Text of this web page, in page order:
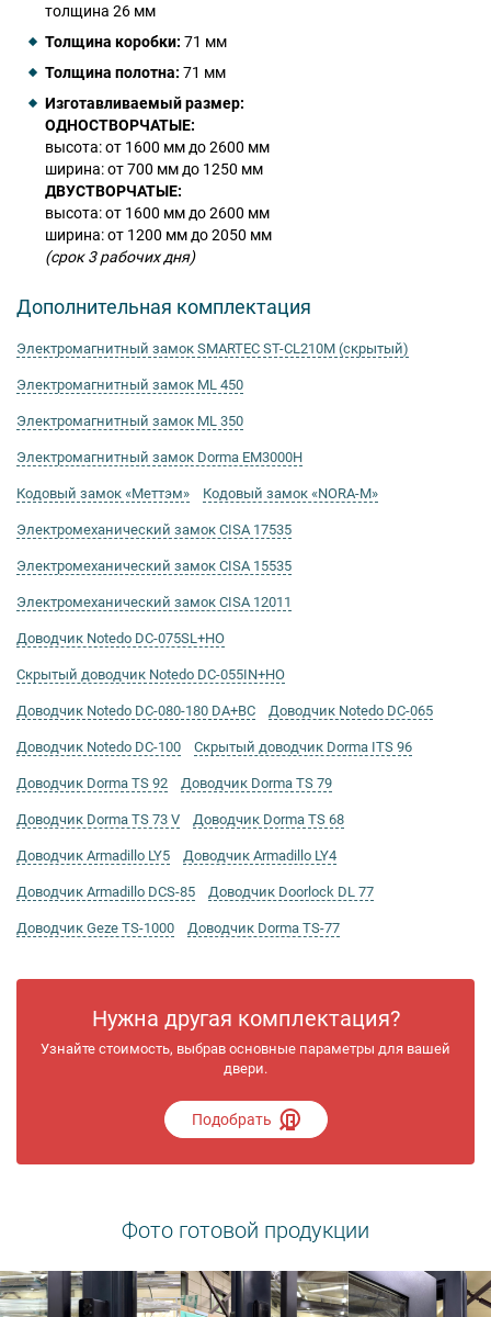
толщина 26 мм
Толщина коробки: 71 мм
Толщина полотна: 71 мм
Изготавливаемый размер:
ОДНОСТВОРЧАТЫЕ:
высота: от 1600 мм до 2600 мм
ширина: от 700 мм до 1250 мм
ДВУСТВОРЧАТЫЕ:
высота: от 1600 мм до 2600 мм
ширина: от 1200 мм до 2050 мм
(срок 3 рабочих дня)
Дополнительная комплектация
Электромагнитный замок SMARTEC ST-CL210M (скрытый)
Электромагнитный замок ML 450
Электромагнитный замок ML 350
Электромагнитный замок Dorma EM3000H
Кодовый замок «Меттэм» Кодовый замок «NORA-M»
Электромеханический замок СISA 17535
Электромеханический замок СISA 15535
Электромеханический замок СISA 12011
Доводчик Notedo DC-075SL+HO
Скрытый доводчик Notedo DC-055IN+HO
Доводчик Notedo DC-080-180 DA+BC Доводчик Notedo DC-065
Доводчик Notedo DC-100 Скрытый доводчик Dorma ITS 96
Доводчик Dorma TS 92 Доводчик Dorma TS 79
Доводчик Dorma TS 73 V Доводчик Dorma TS 68
Доводчик Armadillo LY5 Доводчик Armadillo LY4
Доводчик Armadillo DCS-85 Доводчик Doorlock DL 77
Доводчик Geze TS-1000 Доводчик Dorma TS-77
Нужна другая комплектация?
Узнайте стоимость, выбрав основные параметры для вашей
двери.
Подобрать
Фото готовой продукции